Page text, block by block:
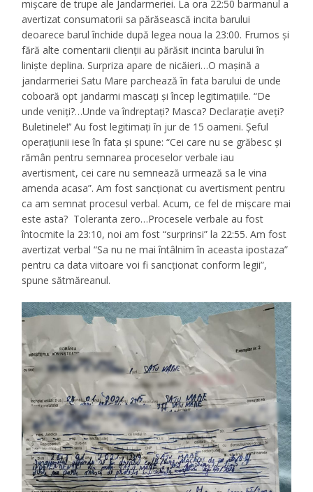
mișcare de trupe ale Jandarmeriei. La ora 22:50 barmanul a
avertizat consumatorii sa părăsească incita barului
deoarece barul închide după legea noua la 23:00. Frumos și
fără alte comentarii clienții au părăsit incinta barului în
liniște deplina. Surpriza apare de nicăieri…O mașină a
jandarmeriei Satu Mare parchează în fata barului de unde
coboară opt jandarmi mascați și încep legitimațiile. “De
unde veniți?…Unde va îndreptați? Masca? Declarație aveți?
Buletinele!’’ Au fost legitimați în jur de 15 oameni. Șeful
operațiunii iese în fata și spune: “Cei care nu se grăbesc și
rămân pentru semnarea proceselor verbale iau
avertisment, cei care nu semnează urmează sa le vina
amenda acasa”. Am fost sancționat cu avertisment pentru
ca am semnat procesul verbal. Acum, ce fel de mișcare mai
este asta? Toleranta zero…Procesele verbale au fost
întocmite la 23:10, noi am fost “surprinsi” la 22:55. Am fost
avertizat verbal “Sa nu ne mai întâlnim în aceasta ipostaza”
pentru ca data viitoare voi fi sancționat conform legii”,
spune sătmăreanul.